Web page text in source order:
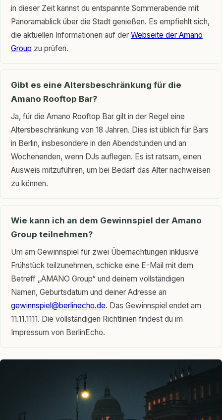
in dieser Zeit kannst du entspannte Sommerabende mit
Panoramablick über die Stadt genießen. Es empfiehlt sich,
die aktuellen Informationen auf der Webseite der Amano
Group zu prüfen.
Gibt es eine Altersbeschränkung für die
Amano Rooftop Bar?
Ja, für die Amano Rooftop Bar gilt in der Regel eine
Altersbeschränkung von 18 Jahren. Dies ist üblich für Bars
in Berlin, insbesondere in den Abendstunden und an
Wochenenden, wenn DJs auflegen. Es ist ratsam, einen
Ausweis mitzuführen, um bei Bedarf das Alter nachweisen
zu können.
Wie kann ich an dem Gewinnspiel der Amano
Group teilnehmen?
Um am Gewinnspiel für zwei Übernachtungen inklusive
Frühstück teilzunehmen, schicke eine E-Mail mit dem
Betreff „AMANO Group“ und deinem vollständigen
Namen, Geburtsdatum und deiner Adresse an
gewinnspiel@berlinecho.de. Das Gewinnspiel endet am
11.11.1111. Die vollständigen Richtlinien findest du im
Impressum von BerlinEcho.